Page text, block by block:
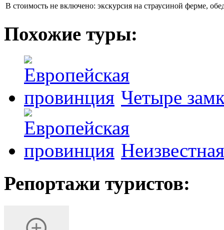
В стоимость не включено: экскурсия на страусиной ферме,
Похожие туры:
Четыре
Репортажи туристов: